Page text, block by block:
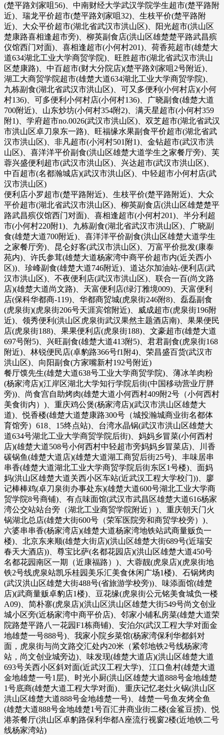
(楚平路刘家咀56)、中南财经大学武汉学院学生超市(楚平路附
近)、瑞龙平价超市(楚平路刘家咀32)、生枝平价(楚平路附
近)、大众平价超市(湖北省武汉市洪山区)、阳光超市(洪山区
楚康路喜相逢超市旁)、柳英副食店(洪山区雄楚楚平路武昌殡
仪馆西门对面)、喜相逢超市(小何村201)、荷香苑超市(雄楚大
道634湖北工业大学商贸学院)、旺胜超市(湖北省武汉市洪山
区楚康路)、中百超市(财大分院店)(楚平路刘家咀2号附近)、
湖工大商贸学院超市(雄楚大道634湖北工业大学商贸学院)、
九栋副食(湖北省武汉市洪山区)、可又多便利(小何村店)(小何
村136)、可多便利小何村店(小何村136)、广晓副食(雄楚大道
700附近)、山东炒坊(小何村354附2)、满天星超市(小何村359
附1)、学府超市no.0026(武汉市洪山区)、双芝超市(湖北省武汉
市洪山区卓刀泉东一路)、旺福缘水果副食平价超市(湖北省武
汉市洪山区)、非凡超市(小河村501附1)、金钻超市(武汉市洪
山区)、喜洋洋平价副食(洪山区雄楚大道学生之家餐厅旁)、芙
蓉兴盛便利超市(武汉市洪山区)、兴达超市(武汉市洪山区)、
中百超市(名都瀚城店)(武汉市洪山区)、中轻超市小何村店(武
汉市洪山区)
便利店小罗超市(楚平路附近)、生枝平价(楚平路附近)、大众
平价超市(湖北省武汉市洪山区)、柳英副食店(洪山区雄楚楚平
路武昌殡仪馆西门对面)、喜相逢超市(小何村201)、半分利超
市(小何村220附1)、九栋副食(湖北省武汉市洪山区)、广晓副
食(雄楚大道700附近)、喜洋洋平价副食(洪山区雄楚大道学生
之家餐厅旁)、昆仑好客(武汉市洪山区)、万富平价批发(康泰
苑内)、许氏参茸(雄楚大道杨家湾中商平价超市内(近关西小
区))、珍峰副食(雄楚大道746附近)、道达尔加油站-便利店(武
汉市洪山区)、不夜便利店(武汉市洪山区)、联合一百(尚文路
店)(雄楚大道尚文路)、天富便利店(绿汀雅境009)、天富便利
店(保科华都商-119)、华都商贸城(虎泉街246附8)、磊磊副食
(虎泉街)(虎泉街206号天涯宾馆附近)、威成超市(虎泉街196附
近)、领秀便利(洪山区虎泉街武汉果然主题酒店南)、果果便民
店(虎泉街188)、果果便利店(虎泉街188)、文豪超市(雄楚大道
697号附5)、兴旺副食(雄楚大道413附5)、君君副食(虎泉街168
附近)、林锐便民店(卓豹路366号f1附4)、荣昌盛百货(武汉市
洪山区)、向阳副食(方家嘴新村192号附近)
餐厅馍先生(雄楚大道638号工业大学商贸学院)、薄冰羊肉粉
(杨家湾店)(江岸区湖北大学知行学院后街(中国移动营业厅胖
旁))、尚食宫自助烤肉(雄楚大道小何西村409附2号（小何西村
美食街内）)、重庆鸡公煲(杨家湾店)(武汉市洪山区雄楚大
道)、悦香楼(雄楚大道楚康路300号（城投瀚城商业街名都体
育馆旁）618、15终点站)、台湾水晶锅(武汉市洪山区雄楚大
道634号湖北工业大学商贸学院后街)、妈妈乡冒菜(小何西村
店)(雄楚大道508号小何西村中轻超市旁妈妈乡冒菜店)、川香
碳锅鱼(雄楚大道店)(雄楚大道湖工商贸后街25号)、丰味居串
串香(雄楚大道湖北工业大学商贸学院后街东区1号楼)、面妈
妈(洪山区雄楚大道关西小区车站(近武汉工程大学校门))、廖
记棒棒鸡(卓刀泉街办事处东)(雄楚大道600号湖北工业大学商
贸学院8号商铺)、有点味面馆(武汉市武昌区雄楚大道616杨家
湾公交站站台旁（湖北工业商贸学院附近）)、重庆朝天门火
锅湖北总店(雄楚大街600号（荣军医院旁和商贸学校旁）)、
六婆串串香(杨家湾店)(雄楚大道杨家湾地铁站武商量贩负一
楼)、北京东来顺(雄楚大街店)(洪山区雄楚大街689号(近瑞安
春天大酒店))、尊宝比萨(名都花园店)(洪山区雄楚大道450号
名都花园南区一期（近康福路）)、大蓉靓(虎泉店)(虎泉街地
铁2号线虎泉站凯乐桂园美乐汇美食休闲广场1楼)、石锅烤肉
(武汉洪山区雄楚大街488号(省旅游学校旁))、味添面馆(雄楚
店)(武商量贩卓豹店1楼)、豆花缘(虎泉街公元铭美食城负一楼
A09)、简朴寨(虎泉店)(洪山区洪山区雄楚大街549号尚文创业
城小区旁(近杨家湾中商平价店)、邻家小铺私房菜(雄楚大道荣
院路楚平路八一花园F1栋商铺)、安泊尔(武汉工程大学对面金
地雄楚一号888号)、我家小院乡菜馆(杨家湾保利华都斜对
面，虎泉街与尚文路交汇处内20米（紧邻地铁2号线杨家湾
站，尚文创业城旁边)、味发现(雄楚大道店)(洪山区雄楚大道
693号关西小区斜对面(近武汉工程大学)、江口鱼村(雄楚大道
金地雄楚一号1层)、时光小厨(洪山区雄楚大道888号金地雄楚
1号底商(雄楚大道工程大学对面)、重庆记忆老灶火锅(洪山区
洪山区雄楚大道888号金地雄楚一号)、雄楚一号鱼友烤全鱼
(雄楚大道888号金地雄楚1号百汇井商业街二楼(金鲨豆捞)、悦
港茶餐厅(洪山区卓豹路保利华都A座流行视窗2楼(近地铁二号
线杨家湾站)